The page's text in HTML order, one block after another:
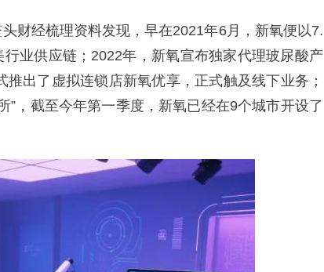
财经梳理资料发现，早在2021年6月，新氧便以7.
业供应链；2022年，新氧宣布独家代理玻尿酸产
出了虚拟连锁店新氧优享，正式触及线下业务；
”，截至今年第一季度，新氧已经在9个城市开设了